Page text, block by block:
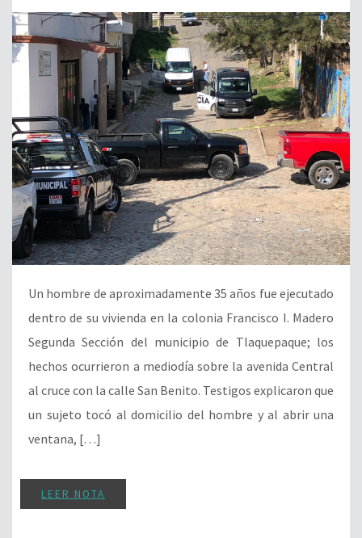
Un hombre de aproximadamente 35 años fue ejecutado
dentro de su vivienda en la colonia Francisco I. Madero
Segunda Sección del municipio de Tlaquepaque; los
hechos ocurrieron a mediodía sobre la avenida Central
al cruce con la calle San Benito. Testigos explicaron que
un sujeto tocó al domicilio del hombre y al abrir una
ventana, […]
LEER NOTA